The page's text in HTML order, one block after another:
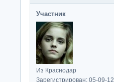
Участник
Из Краснодар
Зарегистрирован: 05-09-12